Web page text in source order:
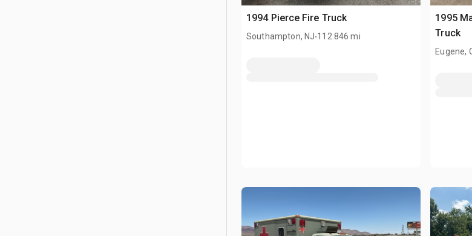
1994 Pierce Fire Truck
Southampton, NJ.112.846 mi
1995
Truck
Eugene,